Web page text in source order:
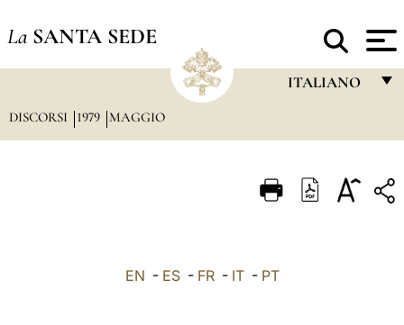
La SANTA SEDE
ITALIANO
ITALIANO
DISCORSI 1979 MAGGIO
EN - ES- FR- IT- PT